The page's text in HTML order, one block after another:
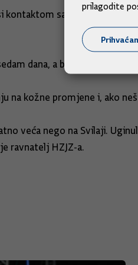
kontaktom sa zaraženom ili
dana, a bolest se
na kožne promjene i, ako
veća nego na Svilaji.
ravnatelj HZJZ-a.
prilagodite